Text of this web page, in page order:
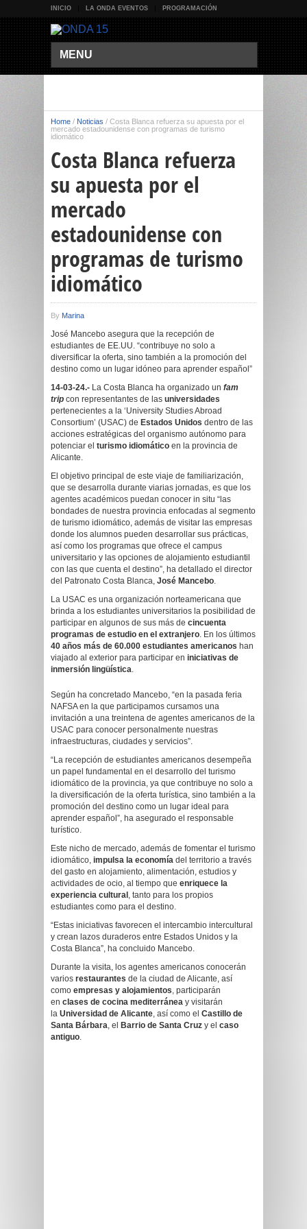
INICIO LA ONDA EVENTOS PROGRAMACIÓN
MENU
Home / Noticias / Costa Blanca refuerza su apuesta por el
mercado estadounidense con programas de turismo
idiomático
Costa Blanca refuerza
su apuesta por el
mercado
estadounidense con
programas de turismo
idiomático
By Marina
José Mancebo asegura que la recepción de
estudiantes de EE.UU. “contribuye no solo a
diversificar la oferta, sino también a la promoción del
destino como un lugar idóneo para aprender español”
14-03-24.- La Costa Blanca ha organizado un fam
trip con representantes de las universidades
pertenecientes a la ‘University Studies Abroad
Consortium’ (USAC) de Estados Unidos dentro de las
acciones estratégicas del organismo autónomo para
potenciar el turismo idiomático en la provincia de
Alicante.
El objetivo principal de este viaje de familiarización,
que se desarrolla durante viarias jornadas, es que los
agentes académicos puedan conocer in situ “las
bondades de nuestra provincia enfocadas al segmento
de turismo idiomático, además de visitar las empresas
donde los alumnos pueden desarrollar sus prácticas,
así como los programas que ofrece el campus
universitario y las opciones de alojamiento estudiantil
con las que cuenta el destino”, ha detallado el director
del Patronato Costa Blanca, José Mancebo.
La USAC es una organización norteamericana que
brinda a los estudiantes universitarios la posibilidad de
participar en algunos de sus más de cincuenta
programas de estudio en el extranjero. En los últimos
40 años más de 60.000 estudiantes americanos han
viajado al exterior para participar en iniciativas de
inmersión lingüística.
Según ha concretado Mancebo, “en la pasada feria
NAFSA en la que participamos cursamos una
invitación a una treintena de agentes americanos de la
USAC para conocer personalmente nuestras
infraestructuras, ciudades y servicios”.
“La recepción de estudiantes americanos desempeña
un papel fundamental en el desarrollo del turismo
idiomático de la provincia, ya que contribuye no solo a
la diversificación de la oferta turística, sino también a la
promoción del destino como un lugar ideal para
aprender español”, ha asegurado el responsable
turístico.
Este nicho de mercado, además de fomentar el turismo
idiomático, impulsa la economía del territorio a través
del gasto en alojamiento, alimentación, estudios y
actividades de ocio, al tiempo que enriquece la
experiencia cultural , tanto para los propios
estudiantes como para el destino.
“Estas iniciativas favorecen el intercambio intercultural
y crean lazos duraderos entre Estados Unidos y la
Costa Blanca”, ha concluido Mancebo.
Durante la visita, los agentes americanos conocerán
varios restaurantes de la ciudad de Alicante, así
como empresas y alojamientos, participarán
en clases de cocina mediterránea y visitarán
la Universidad de Alicante, así como el Castillo de
Santa Bárbara, el Barrio de Santa Cruz y el caso
antiguo.